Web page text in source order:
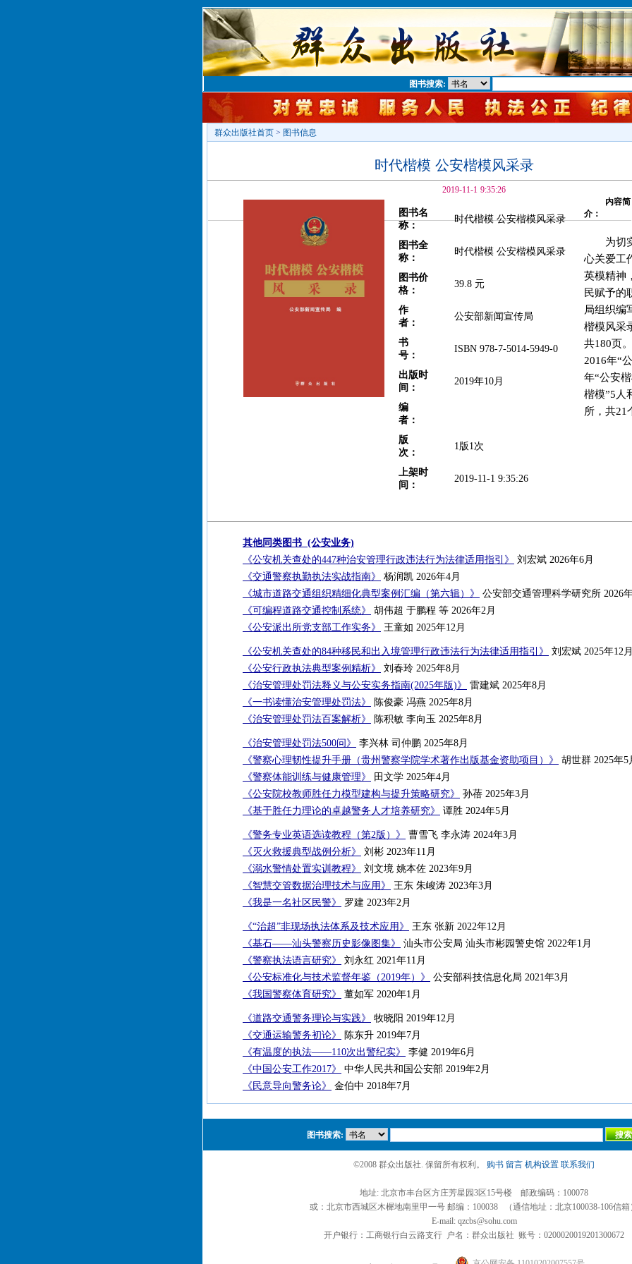
图书搜索:
群众出版社首页 > 图书信息
时代楷模 公安楷模风采录
2019-11-1 9:35:26
图书名
称：
时代楷模 公安楷模风采录
图书全
称：
时代楷模 公安楷模风采录
图书价
格：
39.8 元
作
者：
公安部新闻宣传局
书
号：
ISBN 978-7-5014-5949-0
出版时
间：
2019年10月
编
者：
版
次：
1版1次
上架时
间：
2019-11-1 9:35:26
内容简
介：
为切
心关爱工
英模精神
民赋予的
局组织编
楷模风采
共180页
2016年“
年“公安
楷模”5人
所，共21
其他同类图书 (公安业务)
《公安机关查处的447种治安管理行政违法行为法律适用指引》
刘宏斌 2026年6月
《交通警察执勤执法实战指南》
杨润凯 2026年4月
《城市道路交通组织精细化典型案例汇编（第六辑）》
公安部交通管理科学研究所 2026
《可编程道路交通控制系统》
胡伟超 于鹏程 等 2026年2月
《公安派出所党支部工作实务》
王童如 2025年12月
《公安机关查处的84种移民和出入境管理行政违法行为法律适用指引》
刘宏斌 2025年12
《公安行政执法典型案例精析》
刘春玲 2025年8月
《治安管理处罚法释义与公安实务指南(2025年版)》
雷建斌 2025年8月
《一书读懂治安管理处罚法》
陈俊豪 冯燕 2025年8月
《治安管理处罚法百案解析》
陈积敏 李向玉 2025年8月
《治安管理处罚法500问》
李兴林 司仲鹏 2025年8月
《警察心理韧性提升手册（贵州警察学院学术著作出版基金资助项目）》
胡世群 2025年5
《警察体能训练与健康管理》
田文学 2025年4月
《公安院校教师胜任力模型建构与提升策略研究》
孙蓓 2025年3月
《基于胜任力理论的卓越警务人才培养研究》
谭胜 2024年5月
《警务专业英语选读教程（第2版）》
曹雪飞 李永涛 2024年3月
《灭火救援典型战例分析》
刘彬 2023年11月
《溺水警情处置实训教程》
刘文境 姚本佐 2023年9月
《智慧交管数据治理技术与应用》
王东 朱峻涛 2023年3月
《我是一名社区民警》
罗建 2023年2月
《“治超”非现场执法体系及技术应用》
王东 张新 2022年12月
《基石——汕头警察历史影像图集》
汕头市公安局 汕头市彬园警史馆 2022年1月
《警察执法语言研究》
刘永红 2021年11月
《公安标准化与技术监督年鉴（2019年）》
公安部科技信息化局 2021年3月
《我国警察体育研究》
董如军 2020年1月
《道路交通警务理论与实践》
牧晓阳 2019年12月
《交通运输警务初论》
陈东升 2019年7月
《有温度的执法——110次出警纪实》
李健 2019年6月
《中国公安工作2017》
中华人民共和国公安部 2019年2月
《民意导向警务论》
金伯中 2018年7月
图书搜索:
©2008 群众出版社. 保留所有权利。 购书 留言 机构设置 联系我们
地址: 北京市丰台区方庄芳星园3区15号楼 邮政编码：100078
或：北京市西城区木樨地南里甲一号 邮编：100038 （通信地址：北京100038-106信箱
E-mail: qzcbs@sohu.com
开户银行：工商银行白云路支行 户名：群众出版社 账号：0200020019201300672